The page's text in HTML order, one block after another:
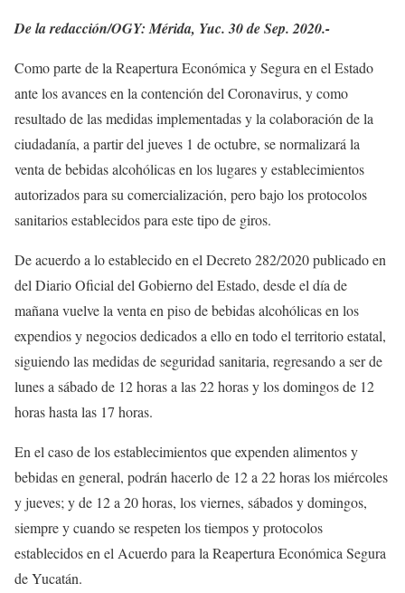
De la redacción/OGY: Mérida, Yuc. 30 de Sep. 2020.-
Como parte de la Reapertura Económica y Segura en el Estado
ante los avances en la contención del Coronavirus, y como
resultado de las medidas implementadas y la colaboración de la
ciudadanía, a partir del jueves 1 de octubre, se normalizará la
venta de bebidas alcohólicas en los lugares y establecimientos
autorizados para su comercialización, pero bajo los protocolos
sanitarios establecidos para este tipo de giros.
De acuerdo a lo establecido en el Decreto 282/2020 publicado en
del Diario Oficial del Gobierno del Estado, desde el día de
mañana vuelve la venta en piso de bebidas alcohólicas en los
expendios y negocios dedicados a ello en todo el territorio estatal,
siguiendo las medidas de seguridad sanitaria, regresando a ser de
lunes a sábado de 12 horas a las 22 horas y los domingos de 12
horas hasta las 17 horas.
En el caso de los establecimientos que expenden alimentos y
bebidas en general, podrán hacerlo de 12 a 22 horas los miércoles
y jueves; y de 12 a 20 horas, los viernes, sábados y domingos,
siempre y cuando se respeten los tiempos y protocolos
establecidos en el Acuerdo para la Reapertura Económica Segura
de Yucatán.